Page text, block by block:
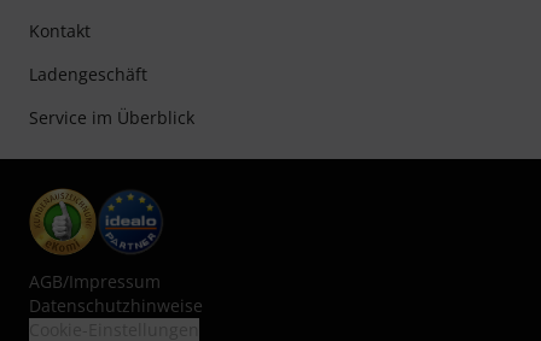
Kontakt
Ladengeschäft
Service im Überblick
AGB/Impressum
Datenschutzhinweise